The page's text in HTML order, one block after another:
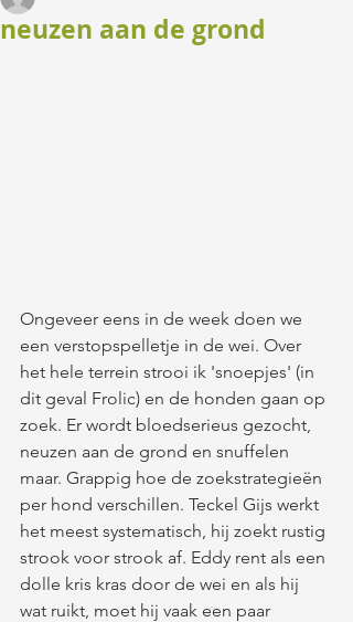
neuzen aan de grond
Ongeveer eens in de week doen we
een verstopspelletje in de wei. Over
het hele terrein strooi ik 'snoepjes' (in
dit geval Frolic) en de honden gaan op
zoek. Er wordt bloedserieus gezocht,
neuzen aan de grond en snuffelen
maar. Grappig hoe de zoekstrategieën
per hond verschillen. Teckel Gijs werkt
het meest systematisch, hij zoekt rustig
strook voor strook af. Eddy rent als een
dolle kris kras door de wei en als hij
wat ruikt, moet hij vaak een paar